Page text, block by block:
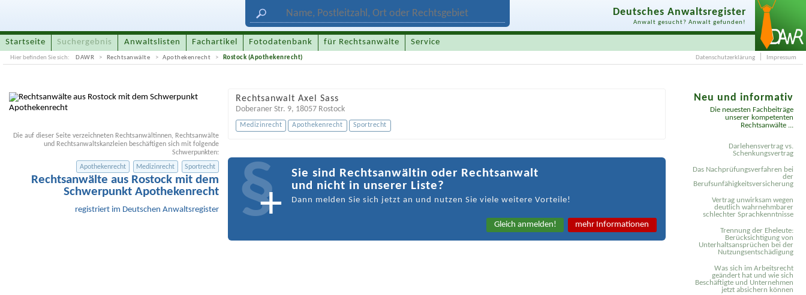
Deutsches Anwaltsregister
Anwalt gesucht? Anwalt gefunden!
Startseite Suchergebnis Anwaltslisten Fachartikel Fotodatenbank für Rechtsanwälte Service
Hier befinden Sie sich: DAWR Rechtsanwälte Apothekenrecht Rostock (Apothekenrecht) Datenschutzerklärung Impressum
Rechtsanwälte aus Rostock mit dem
Schwerpunkt Apothekenrecht
registriert im Deutschen Anwaltsregister
Die auf dieser Seite verzeichneten Rechtsanwältinnen, Rechtsanwälte
und Rechtsanwaltskanzleien beschäftigen sich mit folgende
Schwerpunkten:
Apothekenrecht
Medizinrecht Sportrecht
Rechtsanwalt Axel Sass
Doberaner Str. 9, 18057 Rostock
Medizinrecht Apothekenrecht Sportrecht
Sie sind Rechtsanwältin oder Rechtsanwalt
und nicht in unserer Liste?
Dann melden Sie sich jetzt an und nutzen Sie viele weitere Vorteile!
Gleich anmelden! mehr Informationen
Neu und informativ
Die neuesten Fachbeiträge
unserer kompetenten
Rechtsanwälte ...
Darlehensvertrag vs.
Schenkungsvertrag
Das Nachprüfungsverfahren bei
der
Berufsunfähigkeitsversicherung
Vertrag unwirksam wegen
deutlich wahrnehmbarer
schlechter Sprachkenntnisse
Trennung der Eheleute:
Berücksichtigung von
Unterhaltsansprüchen bei der
Nutzungsentschädigung
Was sich im Arbeitsrecht
geändert hat und wie sich
Beschäftigte und Unternehmen
jetzt absichern können